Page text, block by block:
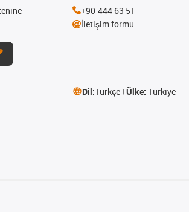
+90-444 63 51
İletişim formu
Dil:Türkçe Ülke: Türkiye